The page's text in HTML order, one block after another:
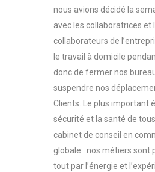
nous avions décidé la
avec les collaboratrices et
collaborateurs de
le travail à domicile
donc de fermer nos
suspendre nos
Clients. Le plus important
sécurité et la santé de
cabinet de conseil en
globale : nos métiers sont
tout par l’énergie et